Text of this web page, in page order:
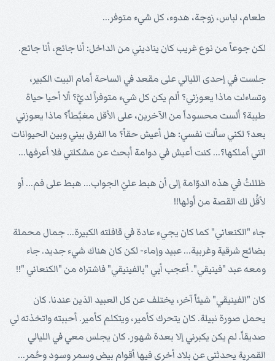
طعام، لباس، زوجة، هدوء، كل شيء متوفر...
لكن جوعاً من نوع غريب كان يناديني من الداخل: أنا جائع، أنا جائع.
جلست في إحدى الليالي على مقعد في الساحة أمام البيت الكبير،
وتساءلت ماذا يعوزني؟ ألم يكن كل شيء متوفراً لديَّ؟ ألا أحيا حياة
طيبة؟ ألست محسوداً من الآخرين، على الأقل مغبَّطاً؟ ماذا يعوزني
بعد؟ لكني سألت نفسي: هل أعيش حقاً؟ ما الفرق بيني وبين الحيوانات
التي أملكها؟... كنت أعيش في دوامة أبحث عن مشكلتي فلا أعرفها...
ظللتُ في هذه الدوّامة إلى أن هبط عليّ الجواب... هبط على فم... أو
لأقُل لك القصة من أولها!!
جاء "الكنعاني" كما كان يجيء عادة في قافلته الكبيرة... جمال محملة
بضائع شرقية وغربية... عبيد وإماء- لكن كان هناك شيء جديد. جاء
ومعه عبد "فينيقي". أعجب أبي "بالفينيقي" فاشتراه من "الكنعاني "!!
كان "الفينيقي" شيئاً آخر، يختلف عن كل العبيد الذين عندنا. كان
يحمل صورة نبيلة. كان يتحرك كأمير، ويتكلم كأمير. أحببته واتخذته لي
صديقاً. لم يكن يكبرني إلا بعدة شهور. كان يجلس معي في الليالي
القمرية يحدثني عن بلاد أخرى فيها أقوام بيض وسمر وسود وحُمر...